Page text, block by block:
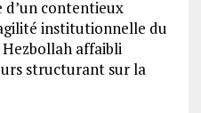
contentieux
institutionnelle du
Hezbollah affaibli
structurant sur la